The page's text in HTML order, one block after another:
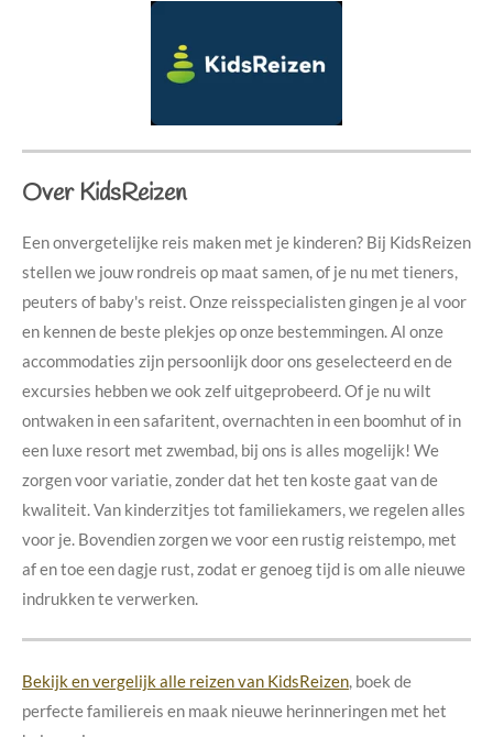
Over KidsReizen
Een onvergetelijke reis maken met je kinderen? Bij KidsReizen
stellen we jouw rondreis op maat samen, of je nu met tieners,
peuters of baby's reist. Onze reisspecialisten gingen je al voor
en kennen de beste plekjes op onze bestemmingen. Al onze
accommodaties zijn persoonlijk door ons geselecteerd en de
excursies hebben we ook zelf uitgeprobeerd. Of je nu wilt
ontwaken in een safaritent, overnachten in een boomhut of in
een luxe resort met zwembad, bij ons is alles mogelijk! We
zorgen voor variatie, zonder dat het ten koste gaat van de
kwaliteit. Van kinderzitjes tot familiekamers, we regelen alles
voor je. Bovendien zorgen we voor een rustig reistempo, met
af en toe een dagje rust, zodat er genoeg tijd is om alle nieuwe
indrukken te verwerken.
Bekijk en vergelijk alle reizen van KidsReizen, boek de
perfecte familiereis en maak nieuwe herinneringen met het